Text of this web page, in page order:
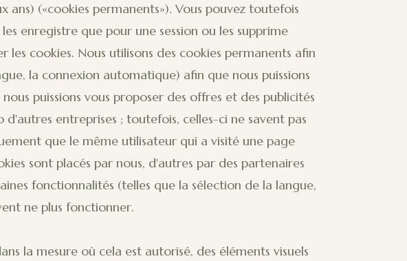
(«cookies permanents»). Vous pouvez toutefois
enregistre que pour une session ou les supprime
cookies. Nous utilisons des cookies permanents afin
la connexion automatique) afin que nous puissions
puissions vous proposer des offres et des publicités
entreprises ; toutefois, celles-ci ne savent pas
que le même utilisateur qui a visité une page
sont placés par nous, d'autres par des partenaires
fonctionnalités (telles que la sélection de la langue,
ne plus fonctionner.
la mesure où cela est autorisé, des éléments visuels